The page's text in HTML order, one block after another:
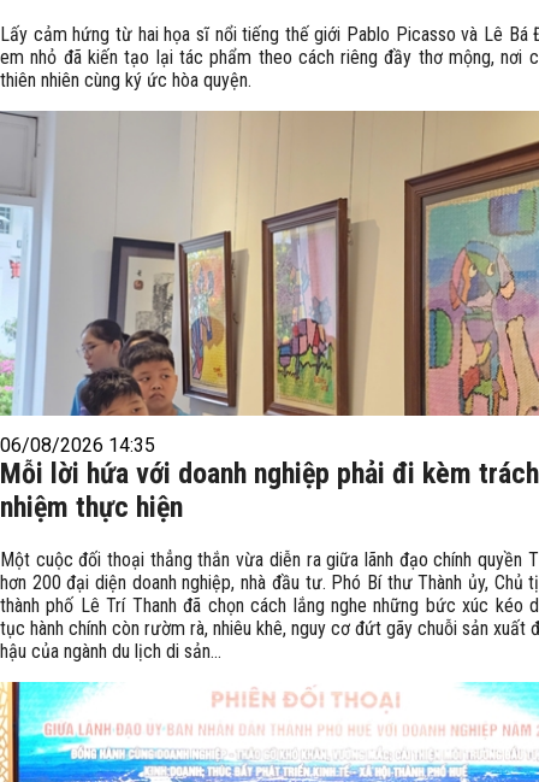
Lấy cảm hứng từ hai họa sĩ nổi tiếng thế giới Pablo Picasso và Lê Bá
em nhỏ đã kiến tạo lại tác phẩm theo cách riêng đầy thơ mộng, nơi
thiên nhiên cùng ký ức hòa quyện.
06/08/2026 14:35
Mỗi lời hứa với doanh nghiệp phải đi kèm trách
nhiệm thực hiện
Một cuộc đối thoại thẳng thắn vừa diễn ra giữa lãnh đạo chính quyền
hơn 200 đại diện doanh nghiệp, nhà đầu tư. Phó Bí thư Thành ủy, Chủ
thành phố Lê Trí Thanh đã chọn cách lắng nghe những bức xúc kéo
tục hành chính còn rườm rà, nhiêu khê, nguy cơ đứt gãy chuỗi sản xuất
hậu của ngành du lịch di sản...